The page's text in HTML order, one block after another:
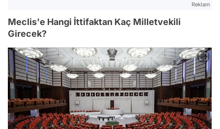
Reklam
Meclis'e Hangi İttifaktan Kaç Milletvekili
Girecek?